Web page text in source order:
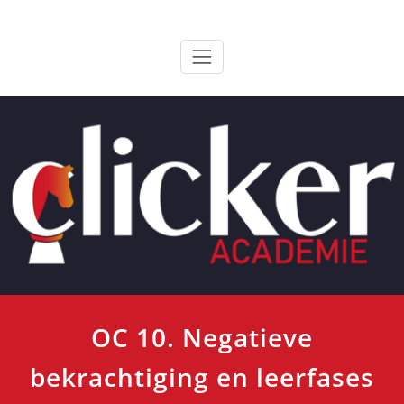
ClickerAcademie
OC 10. Negatieve
bekrachtiging en leerfases